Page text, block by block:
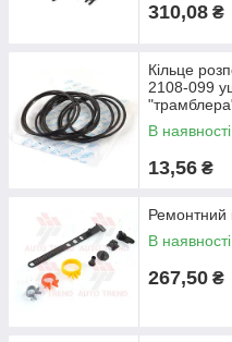
310,08 ₴
Кільце
2108-099
В наявності
13,56 ₴
Ремонтний
В наявності
267,50 ₴